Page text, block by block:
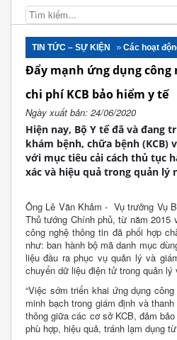
TIN TỨC – SỰ KIỆN Các hoạt
Đẩy mạnh ứng dụng
chi phí KCB bảo hiểm y tế
Ngày xuất bản: 24/06/2020
Hiện nay, Bộ Y tế đã và đang
khám bệnh, chữa bệnh (KCB)
với mục tiêu cải cách thủ tục
xác và hiệu quả trong quản lý
Ông Lê Văn Khảm - Vụ trưởng Vụ
Thủ tướng Chính phủ, từ năm
công nghệ thông tin đã phối hợp
như: ban hành bộ mã danh mục
liệu đầu ra phục vụ quản lý và
chuyển dữ liệu điện tử trong quản
“Việc sớm triển khai ứng dụng
minh bạch trong giám định và
thông giữa các cơ sở KCB, đảm
phù hợp, hiệu quả, tránh lạm dụng